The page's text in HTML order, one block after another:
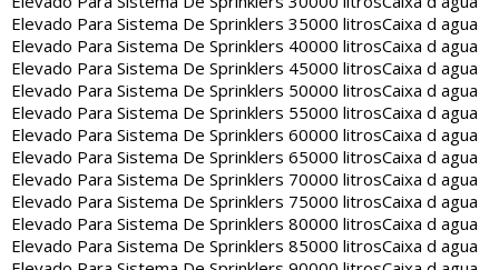
Elevado Para Sistema De Sprinklers 35000 litrosCaixa d agua
Elevado Para Sistema De Sprinklers 40000 litrosCaixa d agua
Elevado Para Sistema De Sprinklers 45000 litrosCaixa d agua
Elevado Para Sistema De Sprinklers 50000 litrosCaixa d agua
Elevado Para Sistema De Sprinklers 55000 litrosCaixa d agua
Elevado Para Sistema De Sprinklers 60000 litrosCaixa d agua
Elevado Para Sistema De Sprinklers 65000 litrosCaixa d agua
Elevado Para Sistema De Sprinklers 70000 litrosCaixa d agua
Elevado Para Sistema De Sprinklers 75000 litrosCaixa d agua
Elevado Para Sistema De Sprinklers 80000 litrosCaixa d agua
Elevado Para Sistema De Sprinklers 85000 litrosCaixa d agua